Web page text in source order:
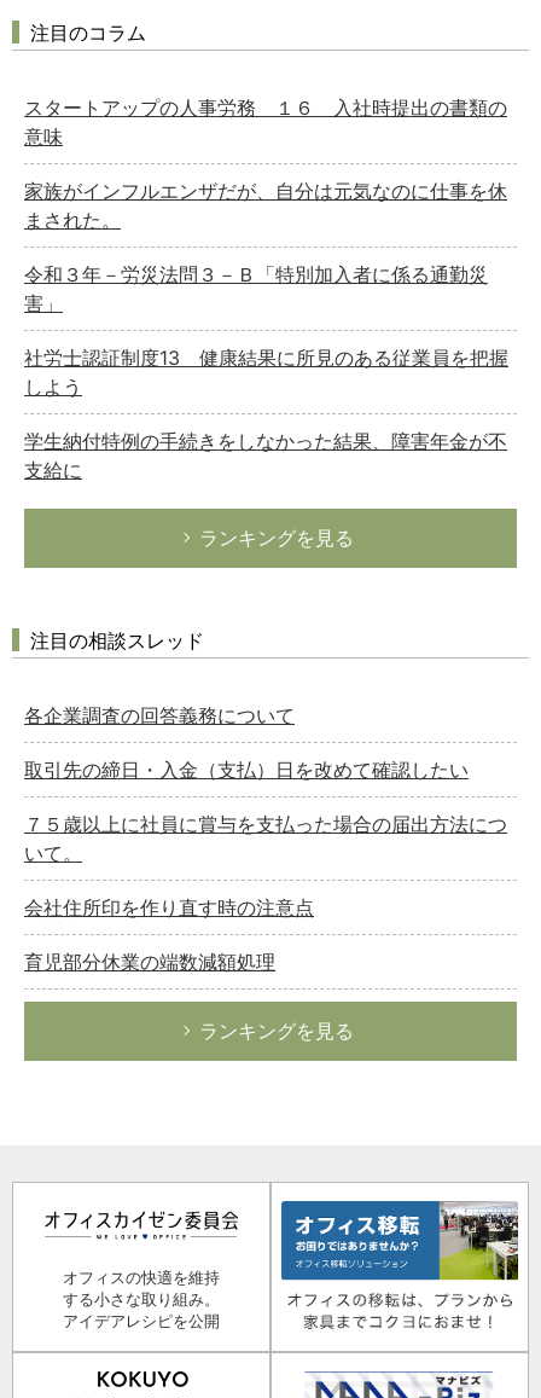
注目のコラム
スタートアップの人事労務 １６ 入社時提出の書類の
意味
家族がインフルエンザだが、自分は元気なのに仕事を休
まされた。
令和３年－労災法問３－Ｂ「特別加入者に係る通勤災
害」
社労士認証制度13 健康結果に所見のある従業員を把握
しよう
学生納付特例の手続きをしなかった結果、障害年金が不
支給に
ランキングを見る
注目の相談スレッド
各企業調査の回答義務について
取引先の締日・入金（支払）日を改めて確認したい
７５歳以上に社員に賞与を支払った場合の届出方法につ
いて。
会社住所印を作り直す時の注意点
育児部分休業の端数減額処理
ランキングを見る
オフィスの快適を維持
する小さな取り組み。
アイデアレシピを公開